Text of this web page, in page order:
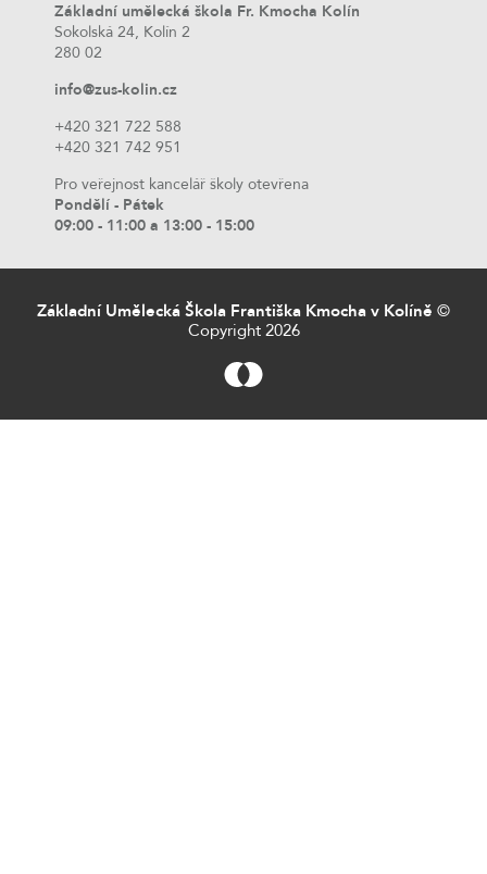
Základní umělecká škola Fr. Kmocha Kolín
Sokolská 24, Kolín 2
280 02
info@zus-kolin.cz
+420 321 722 588
+420 321 742 951
Pro veřejnost kancelář školy otevřena
Pondělí - Pátek
09:00 - 11:00 a 13:00 - 15:00
Základní Umělecká Škola Františka Kmocha v Kolíně ©
Copyright 2026